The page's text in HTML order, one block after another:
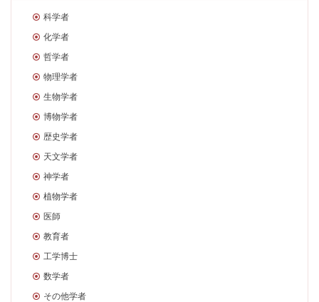
科学者
化学者
哲学者
物理学者
生物学者
博物学者
歴史学者
天文学者
神学者
植物学者
医師
教育者
工学博士
数学者
その他学者